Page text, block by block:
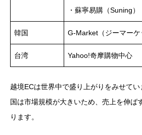
・蘇寧易購（Suning）
韓国 G-Market（ジーマーケ
台湾 Yahoo!奇摩購物中心
越境ECは世界中で盛り上がりをみせて
国は市場規模が大きいため、売上を伸ば
ります。